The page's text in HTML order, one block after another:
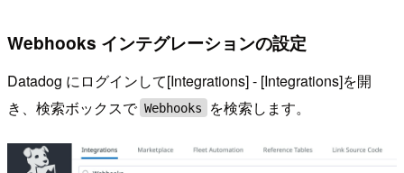
Webhooks インテグレーションの設定
Datadog にログインして[Integrations] - [Integrations]を開
き、検索ボックスで Webhooks を検索します。